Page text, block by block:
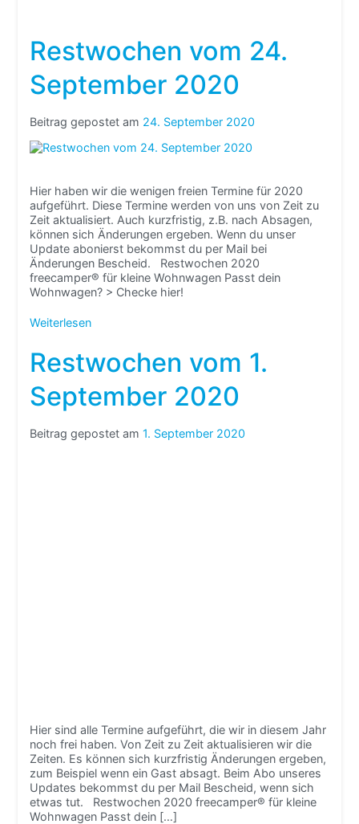
Restwochen vom 24.
September 2020
Beitrag gepostet am 24. September 2020
Hier haben wir die wenigen freien Termine für 2020
aufgeführt. Diese Termine werden von uns von Zeit zu
Zeit aktualisiert. Auch kurzfristig, z.B. nach Absagen,
können sich Änderungen ergeben. Wenn du unser
Update abonierst bekommst du per Mail bei
Änderungen Bescheid. Restwochen 2020
freecamper® für kleine Wohnwagen Passt dein
Wohnwagen? > Checke hier!
Weiterlesen
Restwochen vom 1.
September 2020
Beitrag gepostet am1. September 2020
Hier sind alle Termine aufgeführt, die wir in diesem Jahr
noch frei haben. Von Zeit zu Zeit aktualisieren wir die
Zeiten. Es können sich kurzfristig Änderungen ergeben,
zum Beispiel wenn ein Gast absagt. Beim Abo unseres
Updates bekommst du per Mail Bescheid, wenn sich
etwas tut. Restwochen 2020 freecamper® für kleine
Wohnwagen Passt dein […]